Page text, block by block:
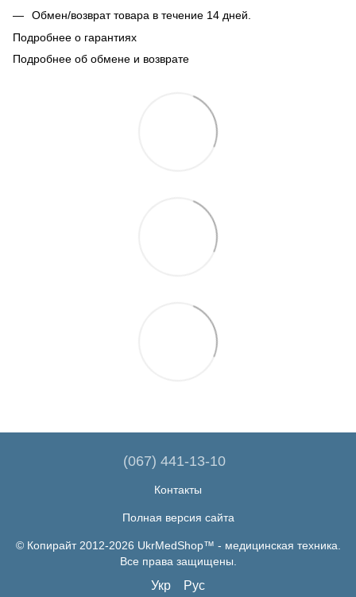
Обмен/возврат товара в течение 14 дней.
Подробнее о гарантиях
Подробнее об обмене и возврате
(067) 441-13-10
Контакты
Полная версия сайта
© Копирайт 2012-2026 UkrMedShop™ - медицинская техника.
Все права защищены.
Укр Рус